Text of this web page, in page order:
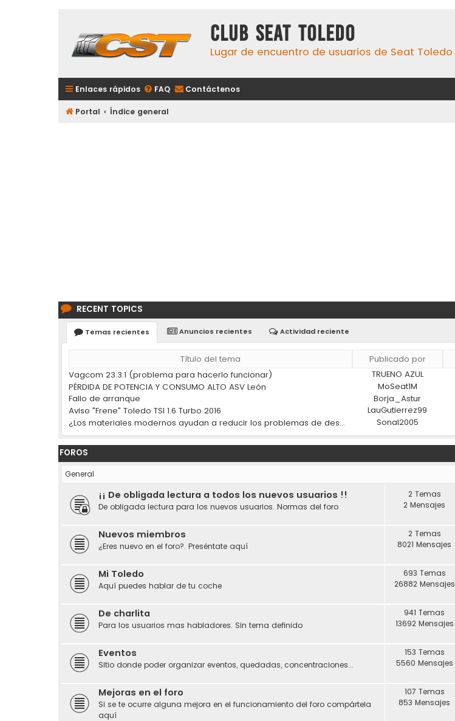
Club Seat Toledo
Lugar de encuentro de usuarios de Seat Toledo
Enlaces rápidos FAQ Contáctenos
Portal Índice general
RECENT TOPICS
Temas recientes Anuncios recientes Actividad reciente
Título del tema Publicado por
Vagcom 23.3.1 (problema para hacerlo funcionar)
TRUENO AZUL
PÉRDIDA DE POTENCIA Y CONSUMO ALTO ASV León
MoSeat1M
Fallo de arranque
Borja_Astur
Aviso "Frene" Toledo TSI 1.6 Turbo 2016
LauGutierrez99
¿Los materiales modernos ayudan a reducir los problemas de desgaste en los coches?
Sonal2005
FOROS
General
¡¡ De obligada lectura a todos los nuevos usuarios !!
De obligada lectura para los nuevos usuarios. Normas del foro
2 Temas
2 Mensajes
Nuevos miembros
¿Eres nuevo en el foro?. Preséntate aquí
2 Temas
8021 Mensajes
Mi Toledo
Aquí puedes hablar de tu coche
693 Temas
26882 Mensajes
De charlita
Para los usuarios mas habladores. Sin tema definido
941 Temas
13692 Mensajes
Eventos
Sitio donde poder organizar eventos, quedadas, concentraciones...
153 Temas
5560 Mensajes
Mejoras en el foro
Si se te ocurre alguna mejora en el funcionamiento del foro compártela
aquí
107 Temas
853 Mensajes